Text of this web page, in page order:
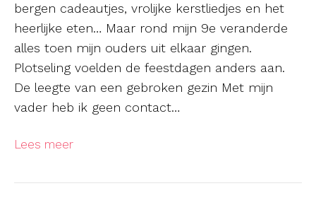
bergen cadeautjes, vrolijke kerstliedjes en het
heerlijke eten… Maar rond mijn 9e veranderde
alles toen mijn ouders uit elkaar gingen.
Plotseling voelden de feestdagen anders aan.
De leegte van een gebroken gezin Met mijn
vader heb ik geen contact…
Lees meer